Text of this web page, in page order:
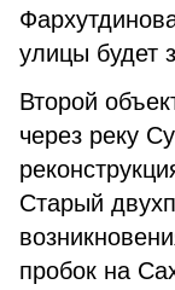
улицы будет
Второй
через реку
Старый
пробок на